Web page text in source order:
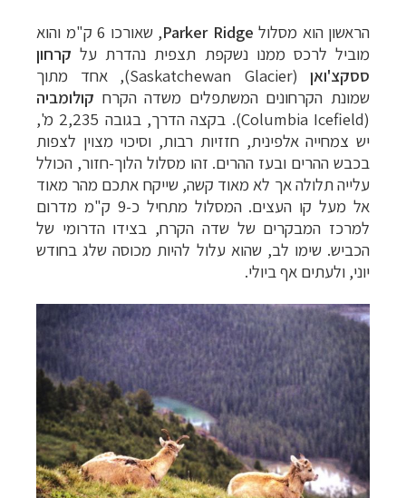
הראשון הוא מסלול Parker Ridge
, שאורכו 6 ק"מ והוא
מוביל לרכס ממנו נשקפת תצפית נהדרת על קרחון
ססקצ'ואן (
Saskatchewan Glacier), אחד מתוך
שמונת הקרחונים המשתפלים משדה הקרח קולומביה
(
Columbia Icefield
). בקצה הדרך, בגובה 2,235 מ',
יש צמחייה אלפינית, חזזיות רבות, וסיכוי מצוין לצפות
בכבש ההרים ובעז ההרים. זהו מסלול הלוך-חזור, הכולל
עלייה תלולה אך לא מאוד קשה, שייקח אתכם מהר מאוד
אל מעל קו העצים. המסלול מתחיל כ-9 ק"מ מדרום
למרכז המבקרים של שדה הקרח, בצידו הדרומי של
הכביש. שימו לב, שהוא עלול להיות מכוסה שלג בחודש
יוני, ולעתים אף ביולי.